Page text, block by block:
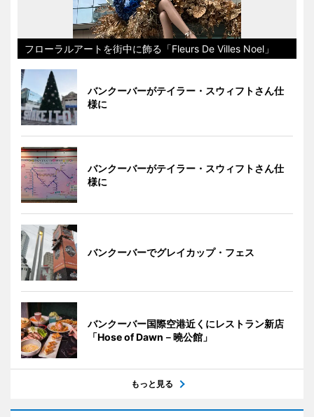
フローラルアートを街中に飾る「Fleurs De Villes Noel」
バンクーバーがテイラー・スウィフトさん仕
様に
バンクーバーがテイラー・スウィフトさん仕
様に
バンクーバーでグレイカップ・フェス
バンクーバー国際空港近くにレストラン新店
「Hose of Dawn－曉公館」
もっと見る